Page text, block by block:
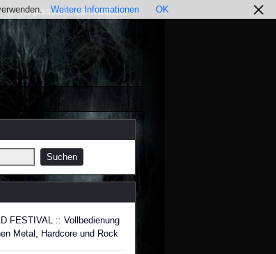
Impressum / Datenschutz
FESTIVAL :: Vollbedienung
Metal, Hardcore und Rock
Weitere Informationen OK